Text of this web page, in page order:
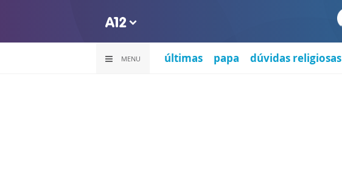
MENU últimas papa dúvidas religiosas